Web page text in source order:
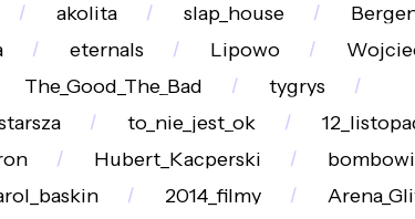
akolita slap_house
eternals Lipowo
The_Good_The_Bad
tygrys
to_nie_jest_ok
Hubert_Kacperski
2014_filmy